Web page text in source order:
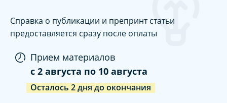
Справка о публикации и препринт статьи
предоставляется сразу после оплаты
Прием материалов
c 2 августа по 10 августа
Осталось 2дня до окончания